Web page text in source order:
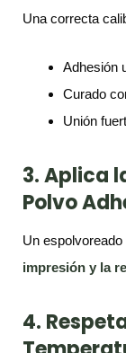
Una correcta
Adhesión
Curado
Unión
3. Aplica
Polvo
Un
impresión y la
4.